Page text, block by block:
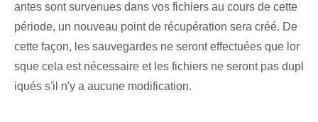
antes sont survenues dans vos fichiers au cours de cette
période, un nouveau point de récupération sera créé. De
cette façon, les sauvegardes ne seront effectuées que lor
sque cela est nécessaire et les fichiers ne seront pas dupl
iqués s'il n'y a aucune modification.